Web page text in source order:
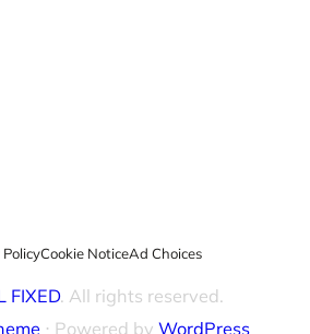
Cookie NoticeAd Choices
FIXED. All rights reserved.
⋅ Powered by WordPress